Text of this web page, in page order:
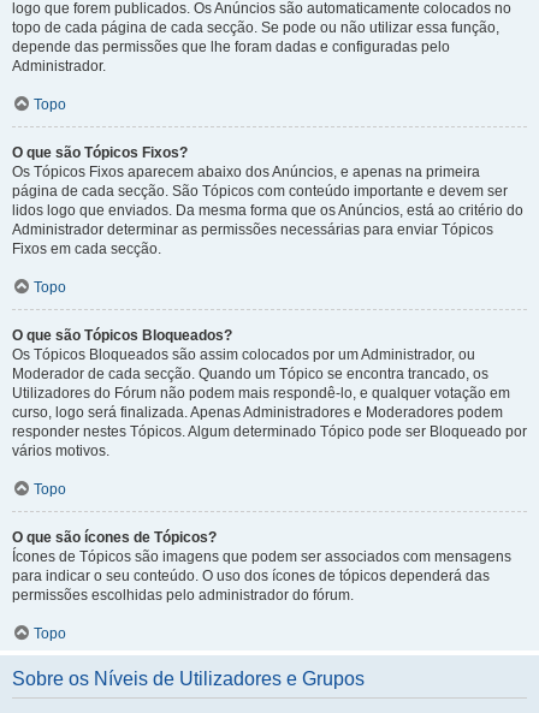
logo que forem publicados. Os Anúncios são automaticamente colocados no
topo de cada página de cada secção. Se pode ou não utilizar essa função,
depende das permissões que lhe foram dadas e configuradas pelo
Administrador.
Topo
O que são Tópicos Fixos?
Os Tópicos Fixos aparecem abaixo dos Anúncios, e apenas na primeira
página de cada secção. São Tópicos com conteúdo importante e devem ser
lidos logo que enviados. Da mesma forma que os Anúncios, está ao critério do
Administrador determinar as permissões necessárias para enviar Tópicos
Fixos em cada secção.
Topo
O que são Tópicos Bloqueados?
Os Tópicos Bloqueados são assim colocados por um Administrador, ou
Moderador de cada secção. Quando um Tópico se encontra trancado, os
Utilizadores do Fórum não podem mais respondê-lo, e qualquer votação em
curso, logo será finalizada. Apenas Administradores e Moderadores podem
responder nestes Tópicos. Algum determinado Tópico pode ser Bloqueado por
vários motivos.
Topo
O que são ícones de Tópicos?
Ícones de Tópicos são imagens que podem ser associados com mensagens
para indicar o seu conteúdo. O uso dos ícones de tópicos dependerá das
permissões escolhidas pelo administrador do fórum.
Topo
Sobre os Níveis de Utilizadores e Grupos